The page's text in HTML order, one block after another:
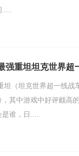
强重坦坦克世界超
坦（坦克世界超一线战
其中游戏中好评颇高
谁，日.....